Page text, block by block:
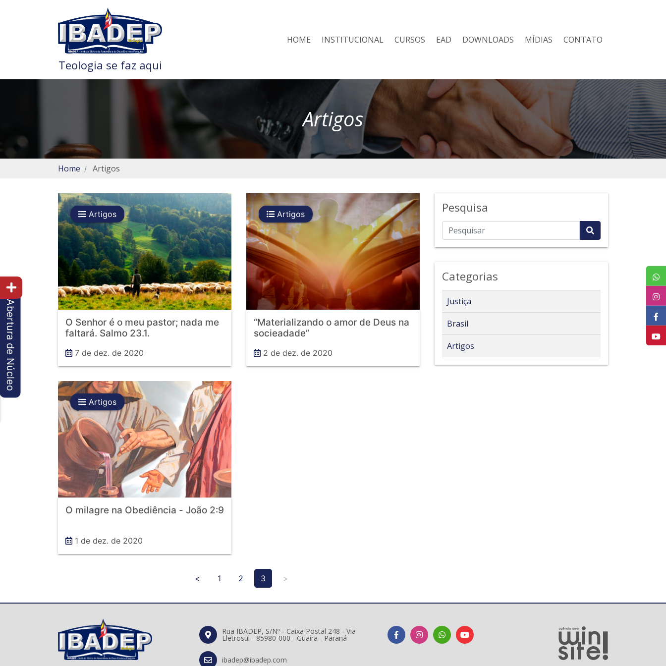
Teologia se faz aqui
HOME INSTITUCIONAL CURSOS EAD DOWNLOADS MÍDIAS CONTATO
Artigos
Home Artigos
Artigos
O Senhor é o meu pastor; nada me
faltará. Salmo 23.1.
7 de dez. de 2020
Artigos
“Materializando o amor de Deus na
socieadade”
2 de dez. de 2020
Artigos
O milagre na Obediência - João 2:9
1 de dez. de 2020
< 1 2 3 >
Pesquisa
Categorias
Justiça
Brasil
Artigos
Abertura de Núcleo
Rua IBADEP, S/Nº - Caixa Postal 248 - Via
Eletrosul - 85980-000 - Guaíra - Paraná
ibadep@ibadep.com